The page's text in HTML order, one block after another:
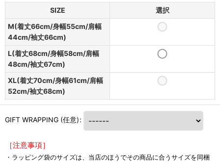
SIZE
選択
M(着丈66cm/身幅55cm/肩幅
44cm/袖丈66cm)
L(着丈68cm/身幅58cm/肩幅
48cm/袖丈67cm)
XL(着丈70cm/身幅61cm/肩幅
52cm/袖丈68cm)
GIFT WRAPPING (任意):
［注意事項］
・ラッピング袋のサイズは、当店のほうでその商品に合うサイズを同梱